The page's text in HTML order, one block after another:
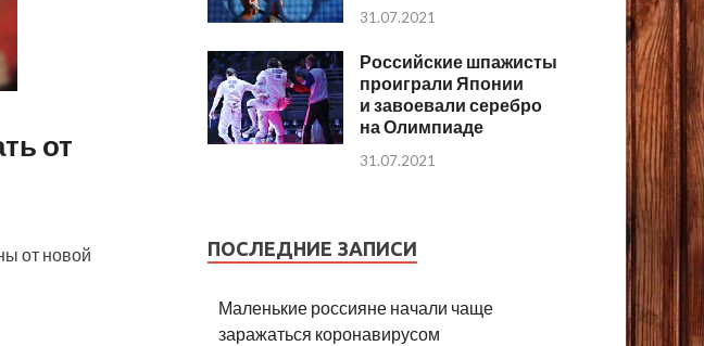
от
от новой
31.07.2021
Российские шпажисты
проиграли Японии
и завоевали серебро
на Олимпиаде
31.07.2021
ПОСЛЕДНИЕ ЗАПИСИ
Маленькие россияне начали чаще
заражаться коронавирусом